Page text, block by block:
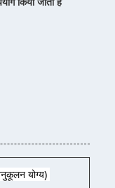
किया जाता है
योग्य)